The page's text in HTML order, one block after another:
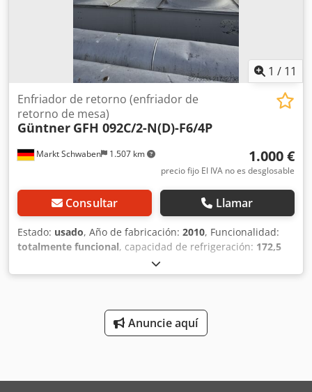
1 / 11
Markt Schwaben 1.507 km
Enfriador de retorno (enfriador de
retorno de mesa)
Güntner GFH 092C/2-N(D)-F6/4P
1.000 €
precio fijo El IVA no es desglosable
Consultar Llamar
Estado: usado, Año de fabricación: 2010, Funcionalidad:
totalmente funcional, capacidad de refrigeración: 172,5
, tipo de corriente de entrada:
peso total:481 kg, tensión de entrada:400 V,
Descripción según la hoja de datos adjunta. ¡Hay varias
máquinas disponibles! Chodpfx Ahoy Dipco Soa
Anuncie aquí